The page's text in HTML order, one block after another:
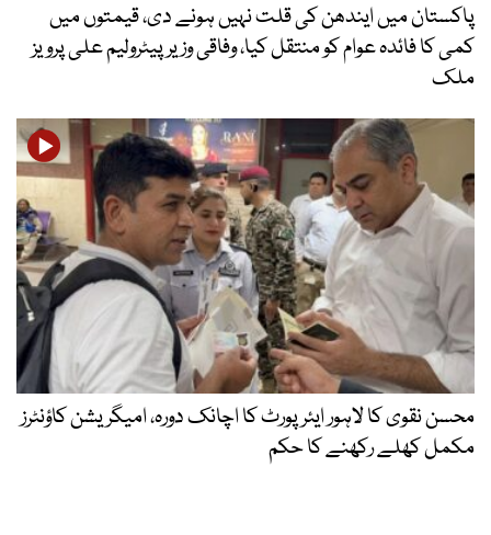
پاکستان میں ایندھن کی قلت نہیں ہونے دی، قیمتوں میں
کمی کا فائدہ عوام کو منتقل کیا، وفاقی وزیر پیٹرولیم علی پرویز
ملک
محسن نقوی کا لاہور ایئرپورٹ کا اچانک دورہ، امیگریشن کاؤنٹرز
مکمل کھلے رکھنے کا حکم